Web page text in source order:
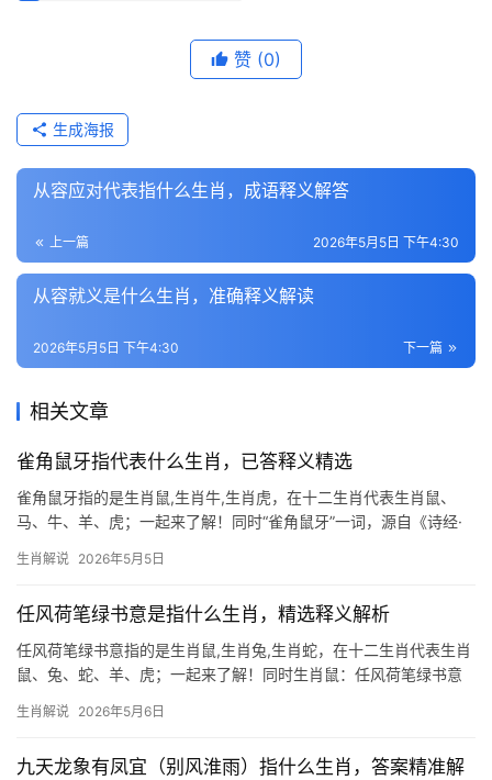
赞 (0)
生成海报
从容应对代表指什么生肖，成语释义解答
上一篇 2026年5月5日 下午4:30
从容就义是什么生肖，准确释义解读
下一篇
2026年5月5日 下午4:30
相关文章
雀角鼠牙指代表什么生肖，已答释义精选
雀角鼠牙指的是生肖鼠,生肖牛,生肖虎，在十二生肖代表生肖鼠、
马、牛、羊、虎；一起来了解！同时“雀角鼠牙”一词，源自《诗经·
文化中，生肖鼠常被赋予机敏灵活的特质，但2026年对属鼠者而
生肖解说 2026年5月5日
任风荷笔绿书意是指什么生肖，精选释义解析
任风荷笔绿书意指的是生肖鼠,生肖兔,生肖蛇，在十二生肖代表生肖
鼠、兔、蛇、羊、虎；一起来了解！同时生肖鼠：任风荷笔绿书意
敏，鼠为十二地支之首，象征智慧与应变，古籍中“鼠衔丹书”典故，
生肖解说 2026年5月6日
九天龙象有凤宜（别风淮雨）指什么生肖，答案精准解